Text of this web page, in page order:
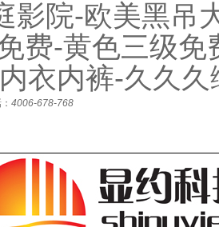
院-欧美黑吊
费-黄色三级
衣内裤-久久久
4006-678-768
氣堡 蹦床 水上樂園 幼兒園 戶外 成功案例 新聞動態